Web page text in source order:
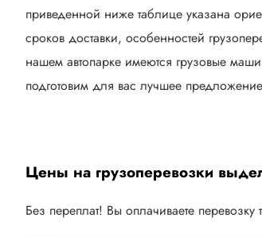
приведенной ниже таблице указана
сроков доставки, особенностей
нашем автопарке имеются грузовые
подготовим для вас лучшее
Цены на грузоперевозки
Без переплат! Вы оплачиваете перевозку